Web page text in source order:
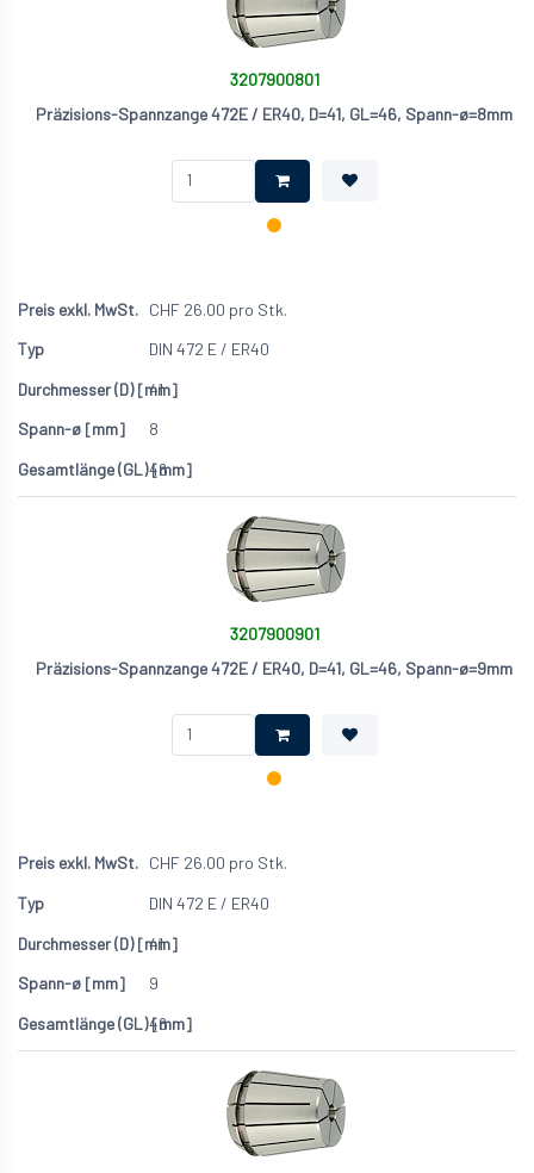
3207900801
Präzisions-Spannzange 472E / ER40, D=41, GL=46, Spann-ø=8mm
CHF 26.00 pro Stk.
DIN 472 E / ER40
41
8
46
3207900901
Präzisions-Spannzange 472E / ER40, D=41, GL=46, Spann-ø=9mm
CHF 26.00 pro Stk.
DIN 472 E / ER40
41
9
46